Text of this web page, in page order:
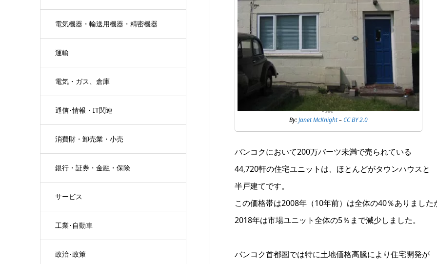
電気機器・輸送用機器・精密機器
運輸
電気・ガス、倉庫
通信･情報・IT関連
消費財・卸売業・小売
銀行・証券・金融・保険
サービス
工業･自動車
政治･政策
By:Janet McKnight–CC BY 2.0
バンコクにおいて200万バーツ未満で売られている
44,720軒の住宅ユニットは、ほとんどがタウンハウスと
半戸建てです。
この価格帯は2008年（10年前）は全体の40％ありました
2018年は市場ユニット全体の5％まで減少しました。
バンコク首都圏では特に土地価格高騰により住宅開発が